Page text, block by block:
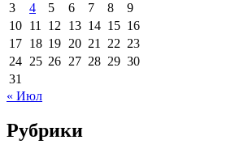
3
4 5 6 7 8
9
10 11 12 13 14 15 16
17 18 19 20 21 22 23
24 25 26 27 28 29 30
31
« Июл
Рубрики